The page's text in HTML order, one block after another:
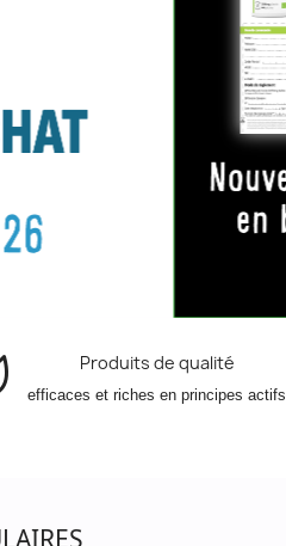
Produits de qualité
efficaces et riches en principes actifs